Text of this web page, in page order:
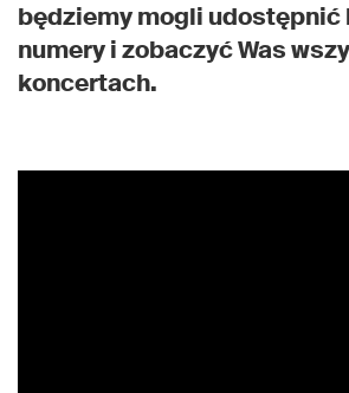
będziemy mogli udostępnić
numery i zobaczyć Was
koncertach.